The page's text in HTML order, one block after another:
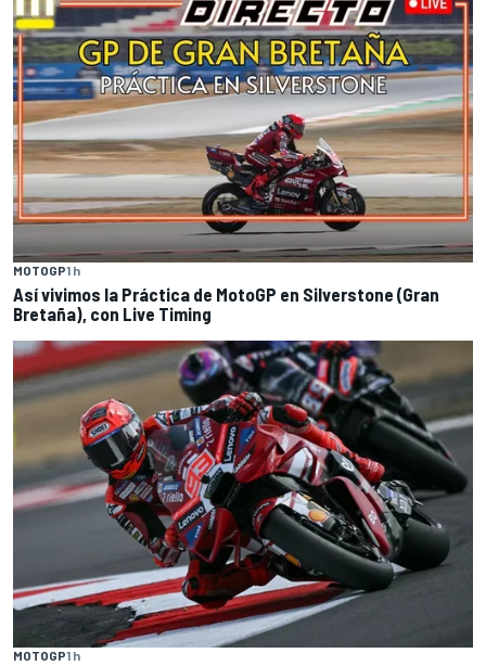
MOTOGP1 h
Así vivimos la Práctica de MotoGP en Silverstone (Gran
Bretaña), con Live Timing
MOTOGP1 h